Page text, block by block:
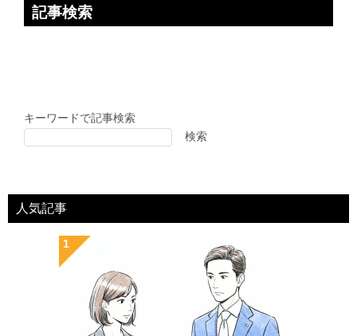
記事検索
キーワードで記事検索
検索
人気記事